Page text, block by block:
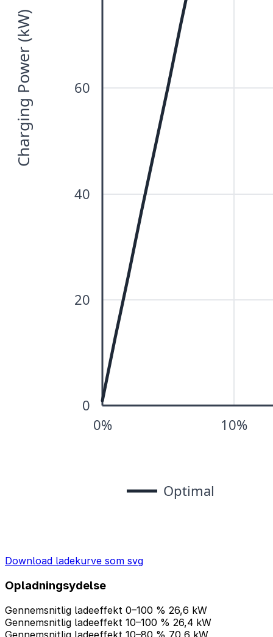
Download ladekurve som svg
Opladningsydelse
Gennemsnitlig ladeeffekt 0–100 % 26,6 kW
Gennemsnitlig ladeeffekt 10–100 % 26,4 kW
Gennemsnitlig ladeeffekt 10–80 % 70,6 kW